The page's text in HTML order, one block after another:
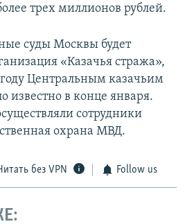
трех миллионов рублей.
суды Москвы будет
«Казачья стража»,
Центральным казачьим
известно в конце января.
сотрудники
охрана МВД.
без VPN Follow us